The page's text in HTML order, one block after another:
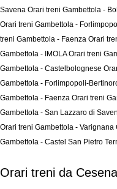
Savena Orari treni Gambettola -
Orari treni Gambettola -
treni Gambettola - Faenza Orari
Gambettola - IMOLAOrari treni
Gambettola - Castelbolognese
Gambettola - Forlimpopoli-
Gambettola - Faenza Orari treni
Gambettola - San Lazzaro di
Orari treni Gambettola - Varignana
Gambettola - Castel San Pietro
Orari treni da Cesena